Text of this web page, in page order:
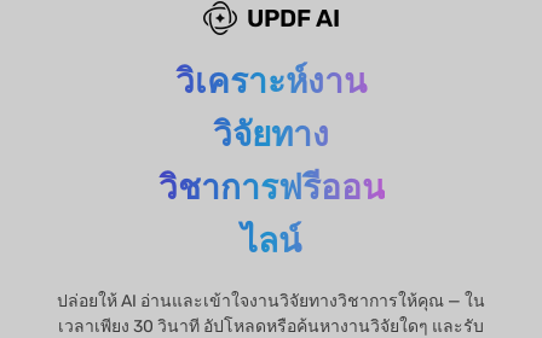
UPDF AI
วิเคราะห์งาน
วิจัยทาง
วิชาการฟรีออน
ไลน์
ปล่อยให้ AI อ่านและเข้าใจงานวิจัยทางวิชาการให้คุณ — ใน
เวลาเพียง 30 วินาที อัปโหลดหรือค้นหางานวิจัยใดๆ และรับ